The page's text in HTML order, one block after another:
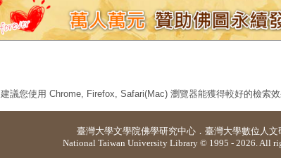
建議您使用 Chrome, Firefox, Safari(Mac) 瀏覽器能獲得較好的檢索效
臺灣大學文學院佛學研究中心 ． 臺灣大學數位人文
National Taiwan University Library © 1995 - 2026. All